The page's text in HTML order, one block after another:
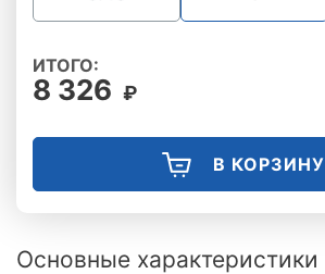
ИТОГО:
8 326 ₽
В КОРЗИНУ
Основные характеристики